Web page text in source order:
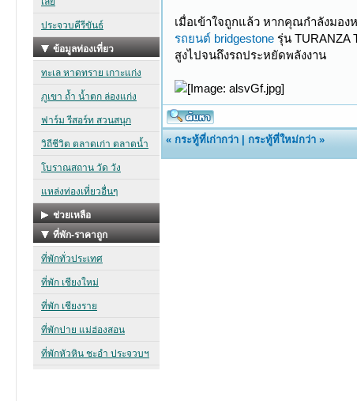
เมื่อเข้าใจถูกแล้ว หากคุณกำลังมอ
รถยนต์ bridgestone รุ่น
สูงไปจนถึงรถประหยัดพลังงาน
«กระทู้ที่เก่ากว่า |กระทู้ที่ใหม่กว่า »